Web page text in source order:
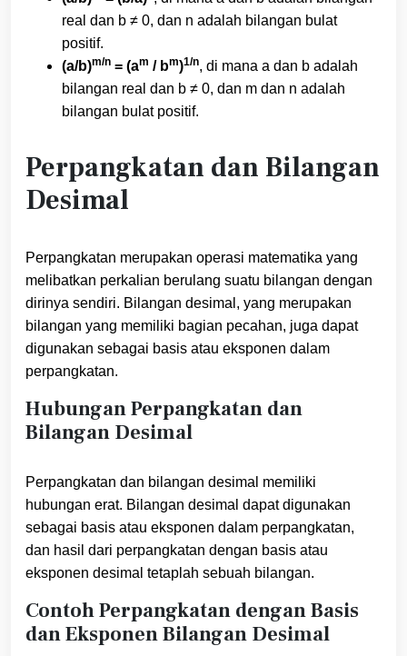
real dan b ≠ 0, dan n adalah bilangan bulat
positif.
(a/b)m/n = (am / bm)1/n, di mana a dan b adalah
bilangan real dan b ≠ 0, dan m dan n adalah
bilangan bulat positif.
Perpangkatan dan Bilangan
Desimal
Perpangkatan merupakan operasi matematika yang
melibatkan perkalian berulang suatu bilangan dengan
dirinya sendiri. Bilangan desimal, yang merupakan
bilangan yang memiliki bagian pecahan, juga dapat
digunakan sebagai basis atau eksponen dalam
perpangkatan.
Hubungan Perpangkatan dan
Bilangan Desimal
Perpangkatan dan bilangan desimal memiliki
hubungan erat. Bilangan desimal dapat digunakan
sebagai basis atau eksponen dalam perpangkatan,
dan hasil dari perpangkatan dengan basis atau
eksponen desimal tetaplah sebuah bilangan.
Contoh Perpangkatan dengan Basis
dan Eksponen Bilangan Desimal